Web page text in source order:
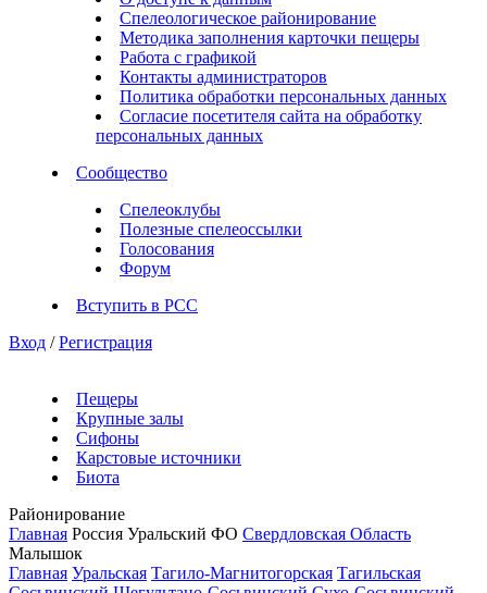
Спелеологическое районирование
Методика заполнения карточки пещеры
Работа с графикой
Контакты администраторов
Политика обработки персональных данных
Согласие посетителя сайта на обработку
персональных данных
Сообщество
Спелеоклубы
Полезные спелеоссылки
Голосования
Форум
Вступить в РСС
Вход / Регистрация
Пещеры
Крупные залы
Сифоны
Карстовые источники
Биота
Районирование
Главная Россия Уральский ФО Свердловская Область
Малышок
Главная Уральская Тагило-Магнитогорская Тагильская